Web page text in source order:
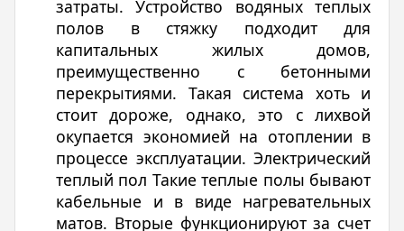
затраты. Устройство водяных теплых
полов в стяжку подходит для
капитальных жилых домов,
преимущественно с бетонными
перекрытиями. Такая система хоть и
стоит дороже, однако, это с лихвой
окупается экономией на отоплении в
процессе эксплуатации. Электрический
теплый пол Такие теплые полы бывают
кабельные и в виде нагревательных
матов. Вторые функционируют за счет